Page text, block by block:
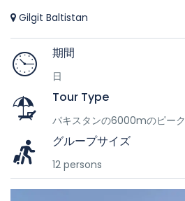
Gilgit Baltistan
期間
日
Tour Type
パキスタンの6000mのピーク
グループサイズ
12 persons